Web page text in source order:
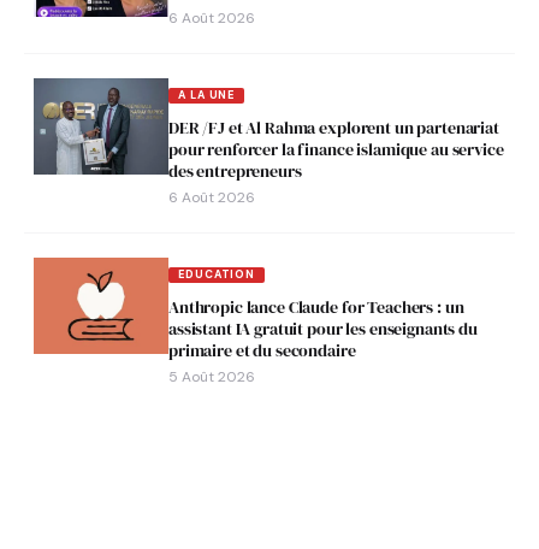
6 Août 2026
A LA UNE
DER /FJ et Al Rahma explorent un partenariat
pour renforcer la finance islamique au service
des entrepreneurs
6 Août 2026
EDUCATION
Anthropic lance Claude for Teachers : un
assistant IA gratuit pour les enseignants du
primaire et du secondaire
5 Août 2026